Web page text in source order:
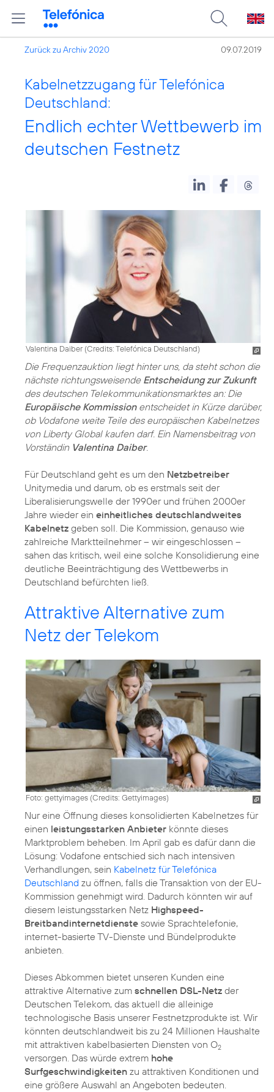
Zurück zu Archiv 2020 09.07.2019
Kabelnetzzugang für Telefónica
Deutschland:
Endlich echter Wettbewerb im
deutschen Festnetz
Valentina Daiber (Credits: Telefónica Deutschland)
Die Frequenzauktion liegt hinter uns, da steht schon die
nächste richtungsweisende Entscheidung zur Zukunft
des deutschen Telekommunikationsmarktes an: Die
Europäische Kommissionentscheidet in Kürze darüber,
ob Vodafone weite Teile des europäischen Kabelnetzes
von Liberty Global kaufen darf. Ein Namensbeitrag von
Vorständin Valentina Daiber.
Für Deutschland geht es um den Netzbetreiber
Unitymedia und darum, ob es erstmals seit der
Liberalisierungswelle der 1990er und frühen 2000er
Jahre wieder ein einheitliches deutschlandweites
Kabelnetz geben soll. Die Kommission, genauso wie
zahlreiche Marktteilnehmer – wir eingeschlossen –
sahen das kritisch, weil eine solche Konsolidierung eine
deutliche Beeinträchtigung des Wettbewerbs in
Deutschland befürchten ließ.
Attraktive Alternative zum
Netz der Telekom
Foto: gettyimages (Credits: Gettyimages)
Nur eine Öffnung dieses konsolidierten Kabelnetzes für
einen leistungsstarken Anbieter könnte dieses
Marktproblem beheben. Im April gab es dafür dann die
Lösung: Vodafone entschied sich nach intensiven
Verhandlungen, sein Kabelnetz für Telefónica
Deutschland zu öffnen, falls die Transaktion von der EU-
Kommission genehmigt wird. Dadurch könnten wir auf
diesem leistungsstarken Netz Highspeed-
Breitbandinternetdienste sowie Sprachtelefonie,
internet-basierte TV-Dienste und Bündelprodukte
anbieten.
Dieses Abkommen bietet unseren Kunden eine
attraktive Alternative zum schnellen DSL-Netz der
Deutschen Telekom, das aktuell die alleinige
technologische Basis unserer Festnetzprodukte ist. Wir
könnten deutschlandweit bis zu 24 Millionen Haushalte
mit attraktiven kabelbasierten Diensten von O2
versorgen. Das würde extrem hohe
Surfgeschwindigkeiten zu attraktiven Konditionen und
eine größere Auswahl an Angeboten bedeuten.